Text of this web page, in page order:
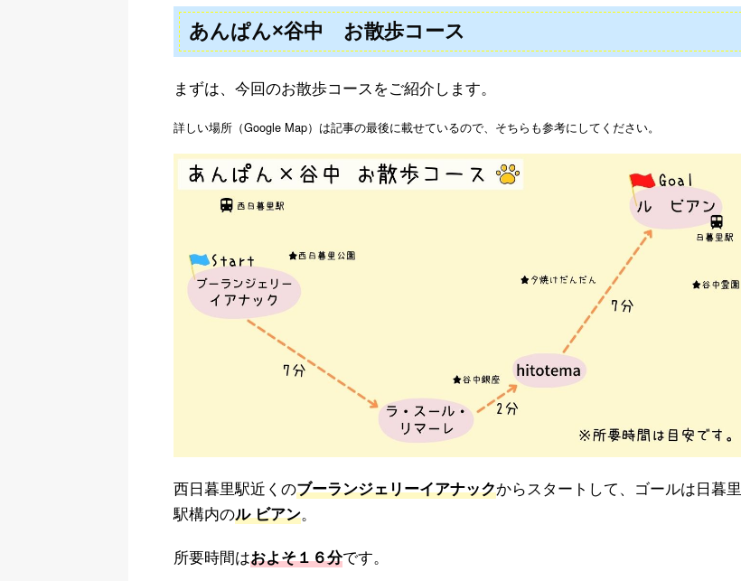
あんぱん×谷中 お散歩コース
まずは、今回のお散歩コースをご紹介します。
詳しい場所（Google Map）は記事の最後に載せているので、そちらも参考にしてください。
西日暮里駅近くのブーランジェリーイアナックからスタートして、ゴールは日暮里
駅構内のル ビアン。
所要時間はおよそ１６分です。